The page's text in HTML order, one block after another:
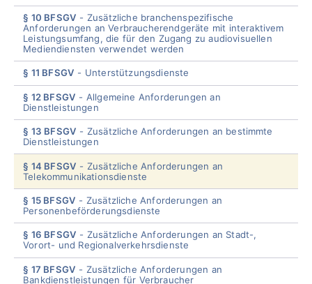
§ 10 BFSGV
Zusätzliche branchenspezifische
Anforderungen an Verbraucherendgeräte mit interaktivem
Leistungsumfang, die für den Zugang zu audiovisuellen
Mediendiensten verwendet werden
§ 11 BFSGV Unterstützungsdienste
§ 12 BFSGV
Allgemeine Anforderungen an
Dienstleistungen
§ 13 BFSGV
Zusätzliche Anforderungen an bestimmte
Dienstleistungen
§ 14 BFSGV
Zusätzliche Anforderungen an
Telekommunikationsdienste
§ 15 BFSGV
Zusätzliche Anforderungen an
Personenbeförderungsdienste
§ 16 BFSGV
Zusätzliche Anforderungen an Stadt-,
Vorort- und Regionalverkehrsdienste
§ 17 BFSGV
Zusätzliche Anforderungen an
Bankdienstleistungen für Verbraucher